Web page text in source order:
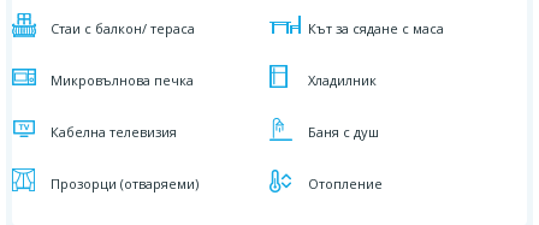
Стаи с балкон/ тераса Кът за сядане с маса
Микровълнова печка Хладилник
Кабелна телевизия Баня с душ
Прозорци (отваряеми) Отопление